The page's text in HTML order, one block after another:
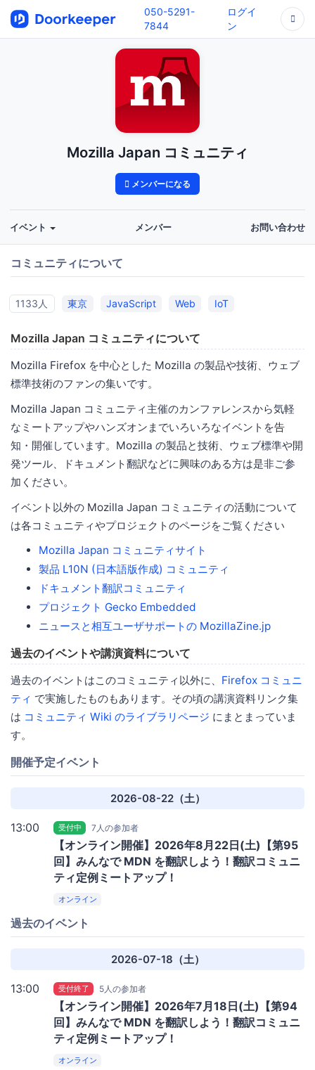
050-5291-
7844
ログイ
ン
Mozilla Japan コミュニティ
メンバーになる
イベント メンバー お問い合わせ
コミュニティについて
1133人 東京 JavaScript Web IoT
Mozilla Japan コミュニティについて
Mozilla Firefox を中心とした Mozilla の製品や技術、ウェブ
標準技術のファンの集いです。
Mozilla Japan コミュニティ主催のカンファレンスから気軽
なミートアップやハンズオンまでいろいろなイベントを告
知・開催しています。Mozilla の製品と技術、ウェブ標準や開
発ツール、ドキュメント翻訳などに興味のある方は是非ご参
加ください。
イベント以外の Mozilla Japan コミュニティの活動について
は各コミュニティやプロジェクトのページをご覧ください
Mozilla Japan コミュニティサイト
製品 L10N (日本語版作成) コミュニティ
ドキュメント翻訳コミュニティ
プロジェクト Gecko Embedded
ニュースと相互ユーザサポートの MozillaZine.jp
過去のイベントや講演資料について
過去のイベントはこのコミュニティ以外に、 Firefox コミュニ
ティ で実施したものもあります。その頃の講演資料リンク集
は コミュニティ Wiki のライブラリページ にまとまっていま
す。
開催予定イベント
2026-08-22（土）
13:00 受付中 7人の参加者
【オンライン開催】2026年8月22日(土)【第95
回】みんなで MDN を翻訳しよう！翻訳コミュニ
ティ定例ミートアップ！
オンライン
過去のイベント
2026-07-18（土）
13:00 受付終了 5人の参加者
【オンライン開催】2026年7月18日(土)【第94
回】みんなで MDN を翻訳しよう！翻訳コミュニ
ティ定例ミートアップ！
オンライン